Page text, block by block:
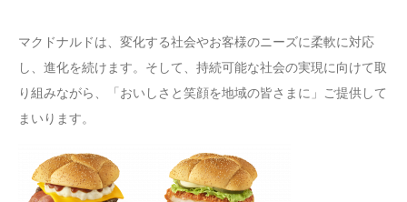
マクドナルドは、変化する社会やお客様のニーズに柔軟に対応
し、進化を続けます。そして、持続可能な社会の実現に向けて取
り組みながら、「おいしさと笑顔を地域の皆さまに」ご提供して
まいります。